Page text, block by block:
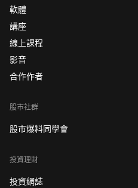
軟體
講座
線上課程
影音
合作作者
股市社群
股市爆料同學會
投資理財
投資網誌